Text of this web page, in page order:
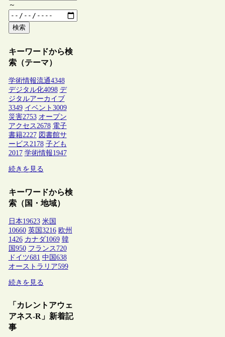
～
検索
キーワードから検
索（テーマ）
学術情報流通4348
デジタル化4098 デ
ジタルアーカイブ
3349 イベント 3009
災害2753 オープン
アクセス2678 電子
書籍2227 図書館サ
ービス2178 子ども
2017 学術情報1947
続きを見る
キーワードから検
索（国・地域）
日本19623 米国
10660 英国 3216 欧州
1426 カナダ1069 韓
国 950 フランス 720
ドイツ681 中国 638
オーストラリア599
続きを見る
「カレントアウェ
アネス-R」新着記
事